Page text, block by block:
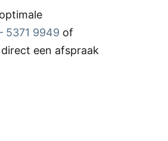
5371 9949 of
een afspraak